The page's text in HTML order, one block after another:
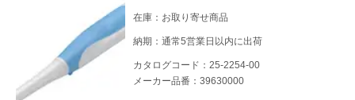
在庫：お取り寄せ商品
納期：通常5営業日以内に出荷
カタログコード：25-2254-00
メーカー品番：39630000